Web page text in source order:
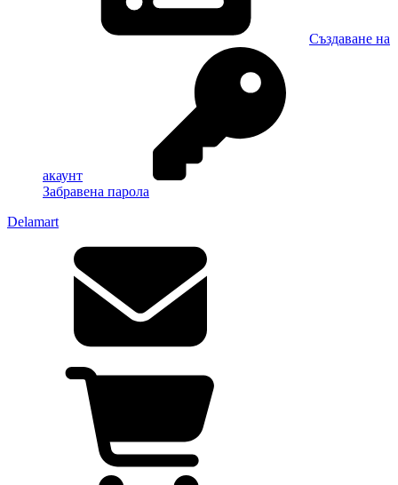
Създаване на
акаунт
Забравена парола
Delamart